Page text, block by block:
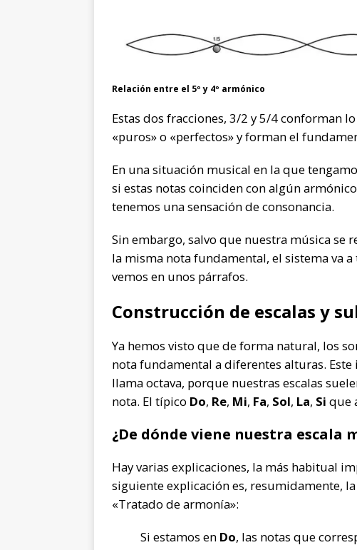
Relación entre el 5º y 4º armónico
Estas dos fracciones, 3/2 y 5/4 conforman
«puros» o «perfectos» y forman el
En una situación musical en la que
si estas notas coinciden con algún
tenemos una sensación de consonancia.
Sin embargo, salvo que nuestra música se
la misma nota fundamental, el sistema va
vemos en unos párrafos.
Construcción de escalas y
Ya hemos visto que de forma natural, los
nota fundamental a diferentes alturas.
llama octava, porque nuestras escalas
nota. El típico Do, Re, Mi, Fa, Sol, La, Si que
¿De dónde viene nuestra escala
Hay varias explicaciones, la más habitual
siguiente explicación es, resumidamente,
«Tratado de armonía»:
Si estamos en Do, las notas que